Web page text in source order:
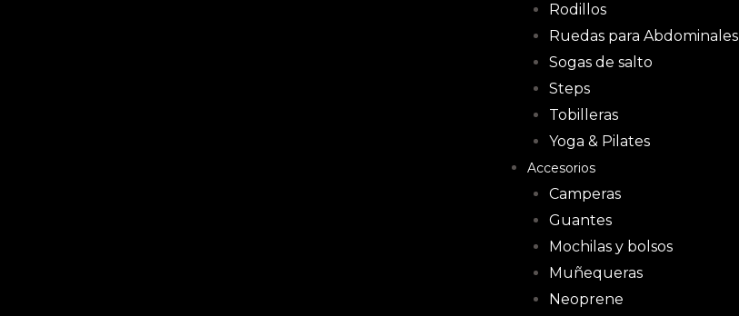
Rodillos
Ruedas para Abdominales
Sogas de salto
Steps
Tobilleras
Yoga & Pilates
Accesorios
Camperas
Guantes
Mochilas y bolsos
Muñequeras
Neoprene